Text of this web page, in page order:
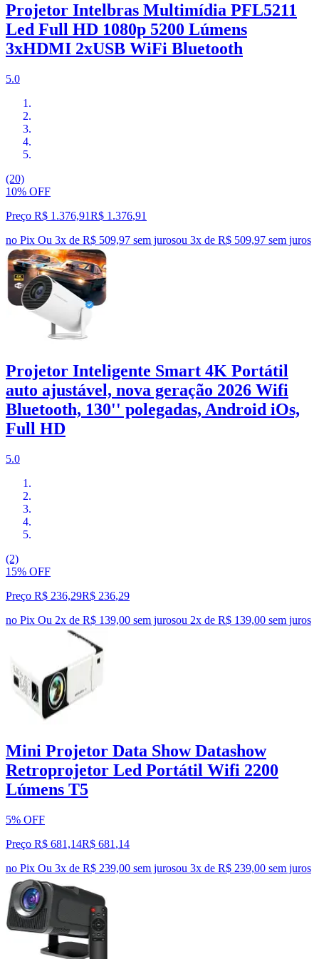
Projetor Intelbras Multimídia PFL5211
Led Full HD 1080p 5200 Lúmens
3xHDMI 2xUSB WiFi Bluetooth
5.0
(20)
10% OFF
Preço R$ 1.376,91R$ 1.376,91
no Pix Ou 3x de R$ 509,97 sem jurosou 3x de R$ 509,97 sem juros
Projetor Inteligente Smart 4K Portátil
auto ajustável, nova geração 2026 Wifi
Bluetooth, 130'' polegadas, Android iOs,
Full HD
5.0
(2)
15% OFF
Preço R$ 236,29R$ 236,29
no Pix Ou 2x de R$ 139,00 sem jurosou 2x de R$ 139,00 sem juros
Mini Projetor Data Show Datashow
Retroprojetor Led Portátil Wifi 2200
Lúmens T5
5% OFF
Preço R$ 681,14R$ 681 ,14
no Pix Ou 3x de R$ 239,00 sem jurosou 3x de R$ 239,00 sem juros